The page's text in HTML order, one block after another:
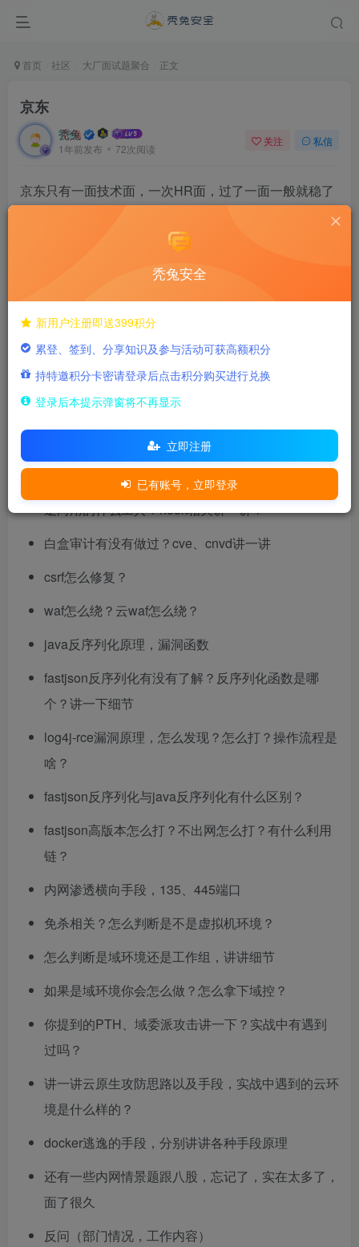
首页 社区 大厂面试题聚合 正文
京东
秃兔
1年前发布 72次阅读
关注 私信
京东只有一面技术面，一次HR面，过了一面一般就稳了
难度几乎按照中级红队规格来面的，面试官很厉害，技
一面
1h22m
问项目，干了什么？有什么优势？
src相关
信息搜集流程，IP段如何定位？
子域名搜集手段及其原理（不要讲工具类的）
逆向用的什么工具？hook相关讲一讲？
白盒审计有没有做过？cve、cnvd讲一讲
csrf怎么修复？
waf怎么绕？云waf怎么绕？
java反序列化原理，漏洞函数
fastjson反序列化有没有了解？反序列化函数是哪
个？讲一下细节
log4j-rce漏洞原理，怎么发现？怎么打？操作流程是
啥？
fastjson反序列化与java反序列化有什么区别？
fastjson高版本怎么打？不出网怎么打？有什么利用
链？
内网渗透横向手段，135、445端口
免杀相关？怎么判断是不是虚拟机环境？
怎么判断是域环境还是工作组，讲讲细节
如果是域环境你会怎么做？怎么拿下域控？
你提到的PTH、域委派攻击讲一下？实战中有遇到
过吗？
讲一讲云原生攻防思路以及手段，实战中遇到的云环
境是什么样的？
docker逃逸的手段，分别讲讲各种手段原理
还有一些内网情景题跟八股，忘记了，实在太多了，
面了很久
反问（部门情况，工作内容）
秃兔安全
新用户注册即送399积分
累登、签到、分享知识及参与活动可获高额积分
持特邀积分卡密请登录后点击积分购买进行兑换
登录后本提示弹窗将不再显示
立即注册
已有账号，立即登录